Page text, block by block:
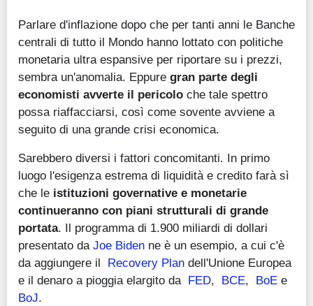
Parlare d'inflazione dopo che per tanti anni le Banche
centrali di tutto il Mondo hanno lottato con politiche
monetaria ultra espansive per riportare su i prezzi,
sembra un'anomalia. Eppure gran parte degli
economisti avverte il pericolo che tale spettro
possa riaffacciarsi, così come sovente avviene a
seguito di una grande crisi economica.
Sarebbero diversi i fattori concomitanti. In primo
luogo l'esigenza estrema di liquidità e credito farà sì
che le istituzioni governative e monetarie
continueranno con piani strutturali di grande
portata. Il programma di 1.900 miliardi di dollari
presentato da Joe Biden ne è un esempio, a cui c'è
da aggiungere il Recovery Plan dell'Unione Europea
e il denaro a pioggia elargito da FED, BCE, BoE e
BoJ.